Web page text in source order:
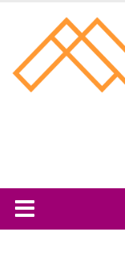
content